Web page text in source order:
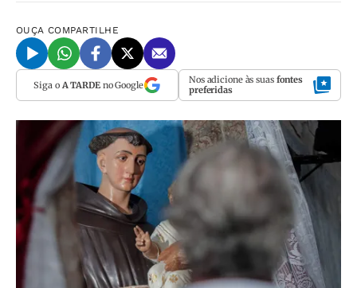
OUÇA COMPARTILHE
Siga o A TARDEno Google Nos adicione às suas fontes
preferidas